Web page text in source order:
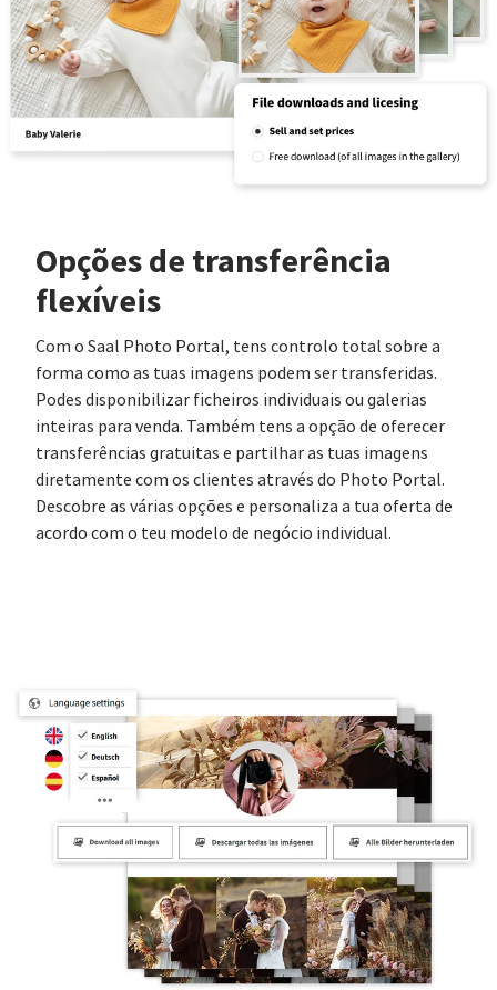
Opções de transferência
flexíveis
Com o Saal Photo Portal, tens controlo total sobre a
forma como as tuas imagens podem ser transferidas.
Podes disponibilizar ficheiros individuais ou galerias
inteiras para venda. Também tens a opção de oferecer
transferências gratuitas e partilhar as tuas imagens
diretamente com os clientes através do Photo Portal.
Descobre as várias opções e personaliza a tua oferta de
acordo com o teu modelo de negócio individual.